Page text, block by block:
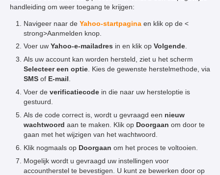
handleiding om weer toegang te krijgen:
Navigeer naar de Yahoo-startpaginaen klik op de <
strong>Aanmelden knop.
Voer uw Yahoo-e-mailadres in en klik op Volgende.
Als uw account kan worden hersteld, ziet u het scherm
Selecteer een optie. Kies de gewenste herstelmethode, via
SMSof E-mail .
Voer de verificatiecodein die naar uw hersteloptie is
gestuurd.
Als de code correct is, wordt u gevraagd een nieuw
wachtwoord aan te maken. Klik op Doorgaan om door te
gaan met het wijzigen van het wachtwoord.
Klik nogmaals op Doorgaan om het proces te voltooien.
Mogelijk wordt u gevraagd uw instellingen voor
accountherstel te bevestigen. U kunt ze bewerken door op